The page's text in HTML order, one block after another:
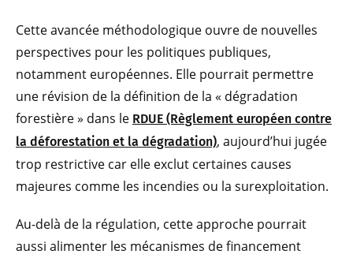
Cette avancée méthodologique ouvre de nouvelles
perspectives pour les politiques publiques,
notamment européennes. Elle pourrait permettre
une révision de la définition de la « dégradation
forestière » dans le RDUE (Règlement européen contre
la déforestation et la dégradation), aujourd’hui jugée
trop restrictive car elle exclut certaines causes
majeures comme les incendies ou la surexploitation.
Au-delà de la régulation, cette approche pourrait
aussi alimenter les mécanismes de financement